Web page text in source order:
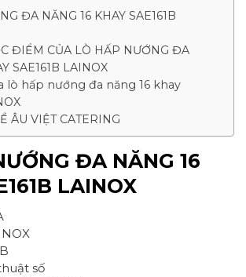
ĐA NĂNG 16 KHAY SAE161B
ĐIỂM CỦA LÒ HẤP NƯỚNG ĐA
SAE161B LAINOX
lò hấp nướng đa năng 16 khay
ÂU VIỆT CATERING
ĐA NĂNG 16
LAINOX
số